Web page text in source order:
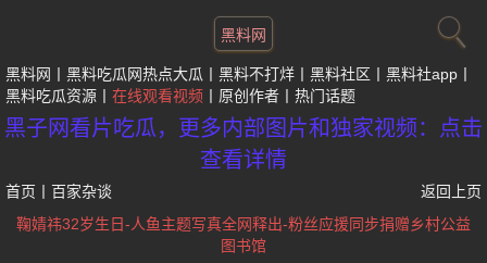
黑料网
黑料网 黑料吃瓜网热点大瓜 黑料不打烊 黑料社区
黑料社app
黑料吃瓜资源
在线观看视频 原创作者 热门话题
黑子网看片吃瓜，更多内部图片和独家视频：点击
查看详情
首页 百家杂谈
返回上页
鞠婧祎32岁生日-人鱼主题写真全网释出-粉丝应援同步捐赠乡村公益
图书馆